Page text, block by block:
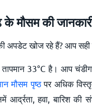
मौसम की
अपडेट खोज रहे हैं? आप
33°C है। आप
मौसम पृष्ठपर अधिक
हवा, बारिश की